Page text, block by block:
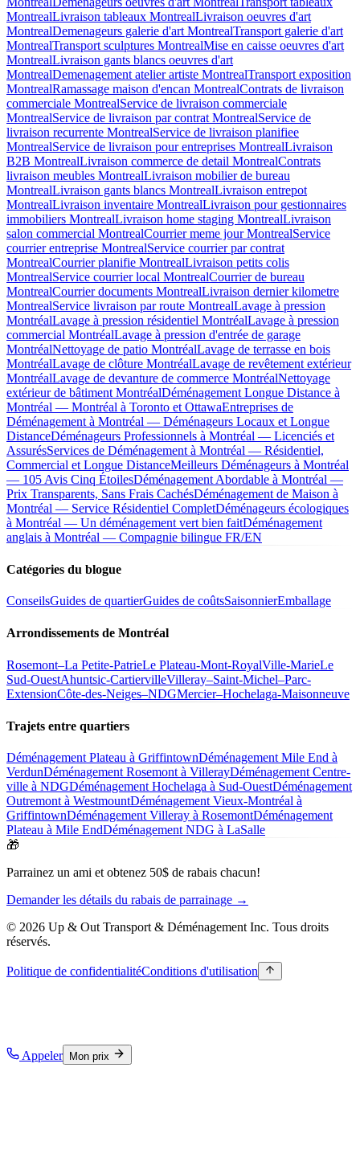
MontrealLivraison tableaux MontrealLivraison oeuvres d'art
MontrealDemenageurs galerie d'art MontrealTransport galerie d'art
MontrealTransport sculptures MontrealMise en caisse oeuvres d'art
MontrealLivraison gants blancs oeuvres d'art
MontrealDemenagement atelier artiste MontrealTransport exposition
MontrealRamassage maison d'encan MontrealContrats de livraison
commerciale MontrealService de livraison commerciale
MontrealService de livraison par contrat MontrealService de
livraison recurrente MontrealService de livraison planifiee
MontrealService de livraison pour entreprises MontrealLivraison
B2B MontrealLivraison commerce de detail MontrealContrats
livraison meubles MontrealLivraison mobilier de bureau
MontrealLivraison gants blancs MontrealLivraison entrepot
MontrealLivraison inventaire MontrealLivraison pour gestionnaires
immobiliers MontrealLivraison home staging MontrealLivraison
salon commercial MontrealCourrier meme jour MontrealService
courrier entreprise MontrealService courrier par contrat
MontrealCourrier planifie MontrealLivraison petits colis
MontrealService courrier local MontrealCourrier de bureau
MontrealCourrier documents MontrealLivraison dernier kilometre
MontrealService livraison par route MontrealLavage à pression
MontréalLavage à pression résidentiel MontréalLavage à pression
commercial MontréalLavage à pression d'entrée de garage
MontréalNettoyage de patio MontréalLavage de terrasse en bois
MontréalLavage de clôture MontréalLavage de revêtement extérieur
MontréalLavage de devanture de commerce MontréalNettoyage
extérieur de bâtiment MontréalDéménagement Longue Distance à
Montréal — Montréal à Toronto et OttawaEntreprises de
Déménagement à Montréal — Déménageurs Locaux et Longue
DistanceDéménageurs Professionnels à Montréal — Licenciés et
AssurésServices de Déménagement à Montréal — Résidentiel,
Commercial et Longue DistanceMeilleurs Déménageurs à Montréal
— 105 Avis Cinq ÉtoilesDéménagement Abordable à Montréal —
Prix Transparents, Sans Frais CachésDéménagement de Maison à
Montréal — Service Résidentiel CompletDéménageurs écologiques
à Montréal — Un déménagement vert bien faitDéménagement
anglais à Montréal — Compagnie bilingue FR/EN
Catégories du blogue
ConseilsGuides de quartierGuides de coûtsSaisonnierEmballage
Arrondissements de Montréal
Rosemont–La Petite-PatrieLe Plateau-Mont-RoyalVille-MarieLe
Sud-OuestAhuntsic-CartiervilleVilleray–Saint-Michel–Parc-
ExtensionCôte-des-Neiges–NDGMercier–Hochelaga-Maisonneuve
Trajets entre quartiers
Déménagement Plateau à GriffintownDéménagement Mile End à
VerdunDéménagement Rosemont à VillerayDéménagement Centre-
ville à NDGDéménagement Hochelaga à Sud-OuestDéménagement
Outremont à WestmountDéménagement Vieux-Montréal à
GriffintownDéménagement Villeray à RosemontDéménagement
Plateau à Mile EndDéménagement NDG à LaSalle
🎁
Parrainez un ami et obtenez 50$ de rabais chacun!
Demander les détails du rabais de parrainage →
© 2026 Up & Out Transport & Déménagement Inc. Tous droits
réservés.
Politique de confidentialitéConditions d'utilisation
Appeler Mon prix